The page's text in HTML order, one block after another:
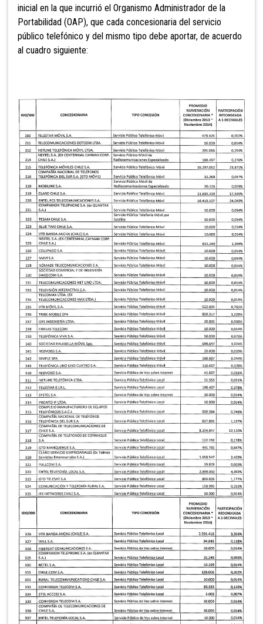
inicial en la que incurrió el Organismo Administrador de la
Portabilidad (OAP), que cada concesionaria del servicio
público telefónico y del mismo tipo debe aportar, de acuerdo
al cuadro siguiente: